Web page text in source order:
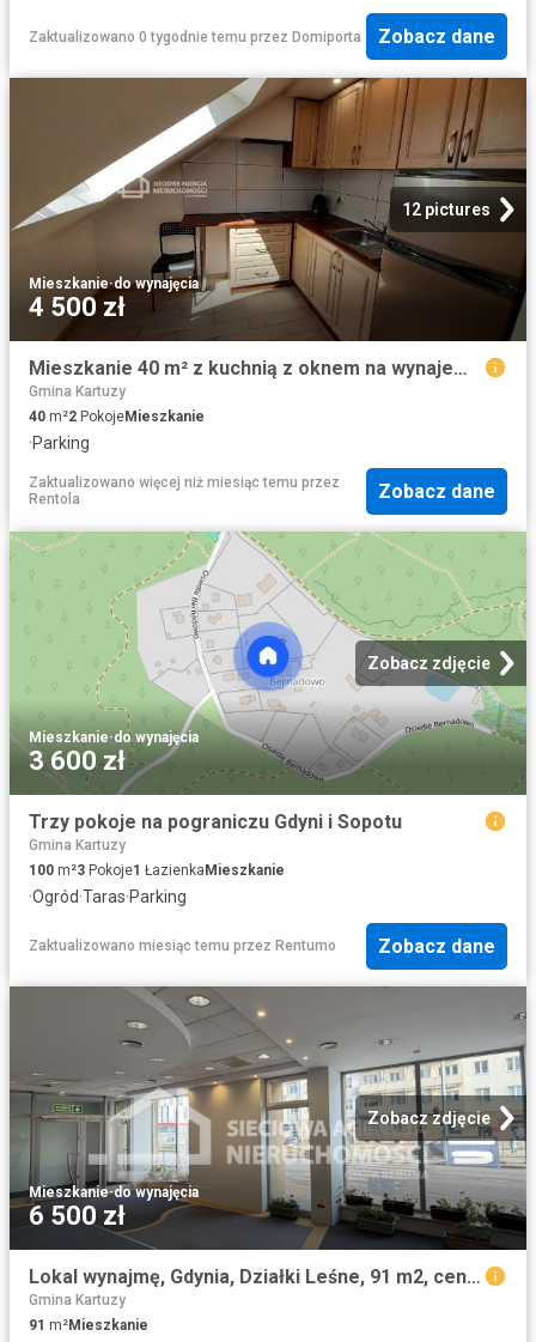
Zaktualizowano 0 tygodnie temu przez Domiporta Zobacz dane
12 pictures
Mieszkanie·do wynajęcia
4 500 zł
Mieszkanie 40 m² z kuchnią z oknem na wynajem Gdynia, Wiczlino
Gmina Kartuzy
40 m²2 PokojeMieszkanie
·Parking
Zaktualizowano więcej niż miesiąc temu przez
Rentola
Zobacz dane
Zobacz zdjęcie
Mieszkanie·do wynajęcia
3 600 zł
Trzy pokoje na pograniczu Gdyni i Sopotu
Gmina Kartuzy
100 m²3 Pokoje1 Łazienka Mieszkanie
·Ogród·Taras·Parking
Zaktualizowano miesiąc temu przez Rentumo Zobacz dane
Zobacz zdjęcie
Mieszkanie·do wynajęcia
6 500 zł
Lokal wynajmę, Gdynia, Działki Leśne, 91 m2, cena: 6 500 zł
Gmina Kartuzy
91 m²Mieszkanie